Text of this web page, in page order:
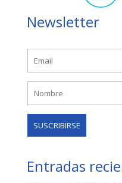
Newsletter
Entradas